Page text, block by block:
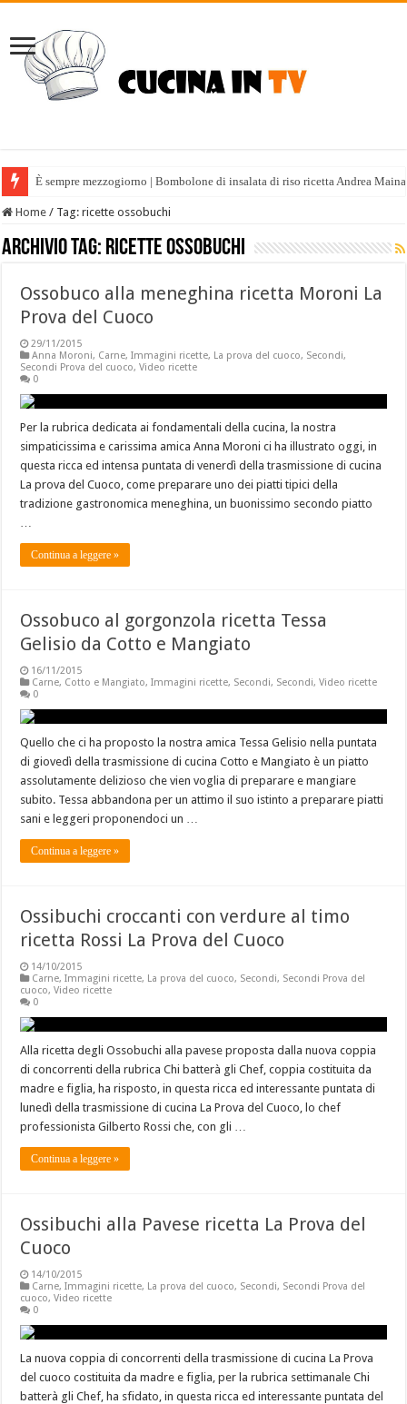
È sempre mezzogiorno | Bombolone di insalata di riso ricetta Andrea
Home / Tag:ricette ossobuchi
Archivio tag: ricette ossobuchi
Ossobuco alla meneghina ricetta Moroni La
Prova del Cuoco
29/11/2015
Anna Moroni, Carne,Immagini ricette, La prova del cuoco, Secondi,
Secondi Prova del cuoco,Video ricette
0
Per la rubrica dedicata ai fondamentali della cucina, la nostra
simpaticissima e carissima amica Anna Moroni ci ha illustrato oggi, in
questa ricca ed intensa puntata di venerdì della trasmissione di cucina
La prova del Cuoco, come preparare uno dei piatti tipici della
tradizione gastronomica meneghina, un buonissimo secondo piatto
Continua a leggere »
Ossobuco al gorgonzola ricetta Tessa
Gelisio da Cotto e Mangiato
16/11/2015
Carne, Cotto e Mangiato,Immagini ricette, Secondi, Secondi,Video ricette
0
Quello che ci ha proposto la nostra amica Tessa Gelisio nella puntata
di giovedì della trasmissione di cucina Cotto e Mangiato è un piatto
assolutamente delizioso che vien voglia di preparare e mangiare
subito. Tessa abbandona per un attimo il suo istinto a preparare piatti
sani e leggeri proponendoci un …
Continua a leggere »
Ossibuchi croccanti con verdure al timo
ricetta Rossi La Prova del Cuoco
14/10/2015
Carne,Immagini ricette, La prova del cuoco, Secondi, Secondi Prova del
cuoco,Video ricette
0
Alla ricetta degli Ossobuchi alla pavese proposta dalla nuova coppia
di concorrenti della rubrica Chi batterà gli Chef, coppia costituita da
madre e figlia, ha risposto, in questa ricca ed interessante puntata di
lunedì della trasmissione di cucina La Prova del Cuoco, lo chef
professionista Gilberto Rossi che, con gli …
Continua a leggere »
Ossibuchi alla Pavese ricetta La Prova del
Cuoco
14/10/2015
Carne,Immagini ricette, La prova del cuoco, Secondi, Secondi Prova del
cuoco,Video ricette
0
La nuova coppia di concorrenti della trasmissione di cucina La Prova
del cuoco costituita da madre e figlia, per la rubrica settimanale Chi
batterà gli Chef, ha sfidato, in questa ricca ed interessante puntata del